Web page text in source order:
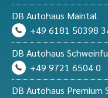
DB Autohaus Maintal
+49 6181 50398
DB Autohaus
+49 9721 6504 0
DB Autohaus Premium